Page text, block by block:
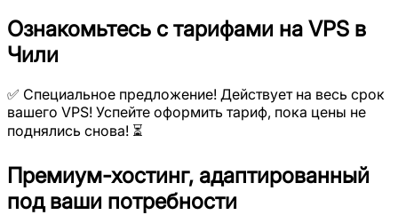
Ознакомьтесь с тарифами на VPS в
Чили
✅ Специальное предложение! Действует на весь срок
вашего VPS! Успейте оформить тариф, пока цены не
поднялись снова! ⏳
Премиум-хостинг, адаптированный
под ваши потребности